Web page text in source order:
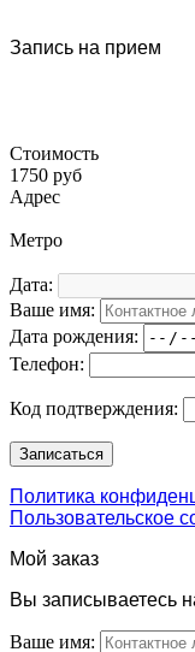
Запись на прием
Стоимость
1750 руб
Адрес
Метро
Дата:
Ваше имя:
Дата рождения:
Телефон:
Код подтверждения:
Политика
Пользовательское
Мой заказ
Вы записываетесь
Ваше имя: